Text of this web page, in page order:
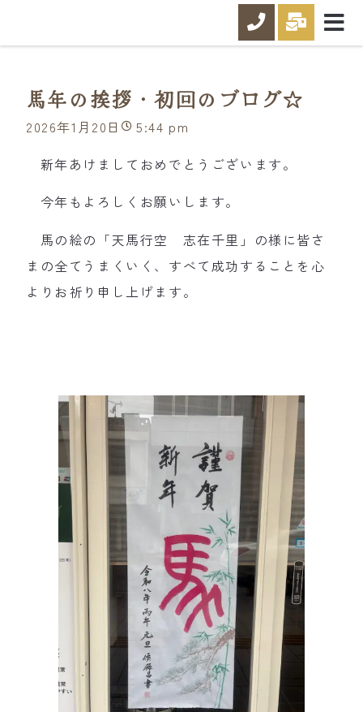
馬年の挨拶・初回のブログ☆
2026年1月20日
5:44 pm
新年あけましておめでとうございます。
今年もよろしくお願いします。
馬の絵の「天馬行空 志在千里」の様に皆さ
まの全てうまくいく、すべて成功することを心
よりお祈り申し上げます。